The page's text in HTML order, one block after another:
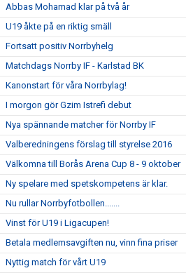
Abbas Mohamad klar på två år
U19 åkte på en riktig smäll
Fortsatt positiv Norrbyhelg
Matchdags Norrby IF - Karlstad BK
Kanonstart för våra Norrbylag!
I morgon gör Gzim Istrefi debut
Nya spännande matcher för Norrby IF
Valberedningens förslag till styrelse 2016
Välkomna till Borås Arena Cup 8 - 9 oktober
Ny spelare med spetskompetens är klar.
Nu rullar Norrbyfotbollen.......
Vinst för U19 i Ligacupen!
Betala medlemsavgiften nu, vinn fina priser
Nyttig match för vårt U19